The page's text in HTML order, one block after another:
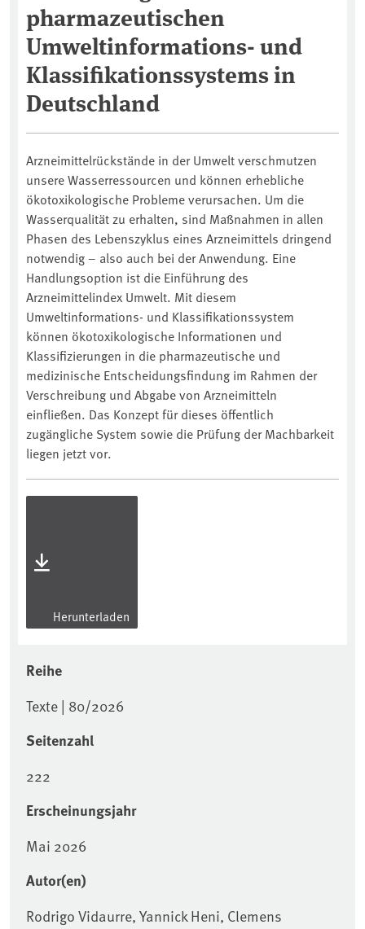
pharmazeutischen
Umweltinformations- und
Klassifikationssystems in
Deutschland
Arzneimittelrückstände in der Umwelt verschmutzen
unsere Wasserressourcen und können erhebliche
ökotoxikologische Probleme verursachen. Um die
Wasserqualität zu erhalten, sind Maßnahmen in allen
Phasen des Lebenszyklus eines Arzneimittels dringend
notwendig – also auch bei der Anwendung. Eine
Handlungsoption ist die Einführung des
Arzneimittelindex Umwelt. Mit diesem
Umweltinformations- und Klassifikationssystem
können ökotoxikologische Informationen und
Klassifizierungen in die pharmazeutische und
medizinische Entscheidungsfindung im Rahmen der
Verschreibung und Abgabe von Arzneimitteln
einfließen. Das Konzept für dieses öffentlich
zugängliche System sowie die Prüfung der Machbarkeit
liegen jetzt vor.
Herunterladen
Reihe
Texte | 80/2026
Seitenzahl
222
Erscheinungsjahr
Mai 2026
Autor(en)
Rodrigo Vidaurre, Yannick Heni, Clemens